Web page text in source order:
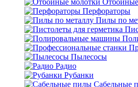
Перфораторы
Пилы по
Пылесосы
Радио
Рубанки
Сабельные